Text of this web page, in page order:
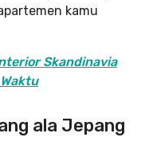
kamu
Skandinavia
ala Jepang